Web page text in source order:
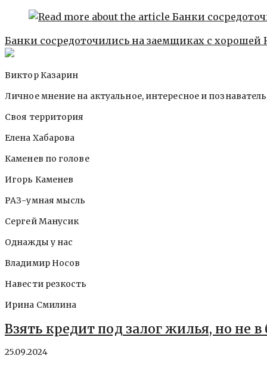
Банки сосредоточились на заемщиках с хорошей
Виктор Казарин
Личное мнение на актуальное, интересное и
Своя территория
Елена Хабарова
Каменев по голове
Игорь Каменев
РАЗ-умная мысль
Сергей Манусик
Однажды у нас
Владимир Носов
Навести резкость
Ирина Смилина
Взять кредит под залог жилья, но не
25.09.2024